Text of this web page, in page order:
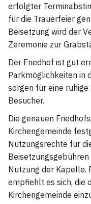
erfolgter
für die Trauerfeier
Beisetzung wird der
Zeremonie zur
Der Friedhof ist gut
Parkmöglichkeiten in
sorgen für eine
Besucher.
Die genauen
Kirchengemeinde
Nutzungsrechte für
Nutzung der Kapelle.
empfiehlt es sich, die
Kirchengemeinde